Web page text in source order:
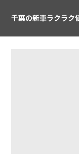
千葉の新車ラクラク